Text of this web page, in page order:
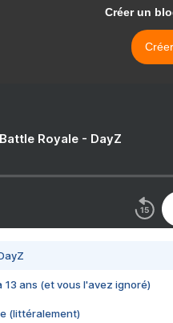
Créer un
Royale - DayZ
13 ans (et vous l'avez ignoré)
(littéralement)